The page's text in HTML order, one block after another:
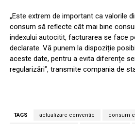
„Este extrem de important ca valorile
consum să reflecte cât mai bine
indexului autocitit, facturarea se face
declarate. Vă punem la dispoziție
aceste date, pentru a evita diferențe
regularizări”, transmite compania de
TAGS actualizare conventie consum